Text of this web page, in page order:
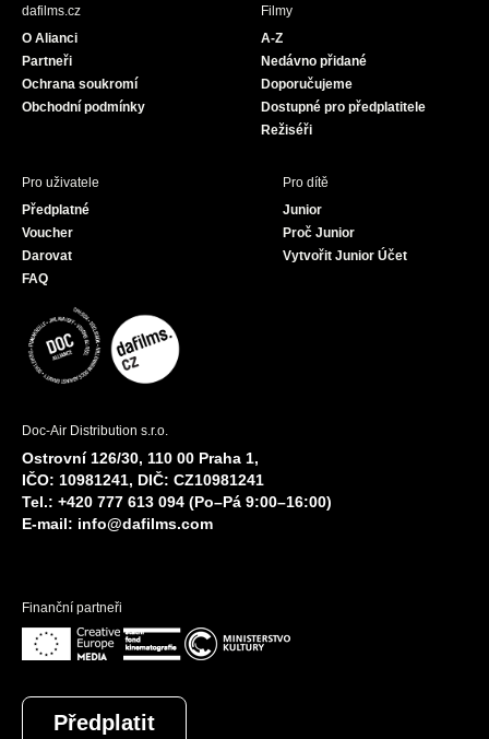
dafilms.cz
O Alianci
Partneři
Ochrana soukromí
Obchodní podmínky
Filmy
A-Z
Nedávno přidané
Doporučujeme
Dostupné pro předplatitele
Režiséři
Pro uživatele
Předplatné
Voucher
Darovat
FAQ
Pro dítě
Junior
Proč Junior
Vytvořit Junior Účet
Doc-Air Distribution s.r.o.
Ostrovní 126/30, 110 00 Praha 1,
IČO: 10981241, DIČ: CZ10981241
Tel.: +420 777 613 094 (Po–Pá 9:00–16:00)
E-mail: info@dafilms.com
Finanční partneři
Předplatit